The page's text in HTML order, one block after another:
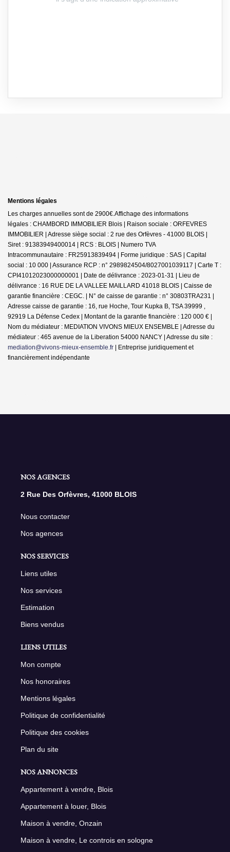
Mentions légales
Les charges annuelles sont de 2900€.Affichage des informations
légales : CHAMBORD IMMOBILIER Blois | Raison sociale : ORFEVRES
IMMOBILIER | Adresse siège social : 2 rue des Orfèvres - 41000 BLOIS |
Siret : 91383949400014 | RCS : BLOIS | Numero TVA
Intracommunautaire : FR25913839494 | Forme juridique : SAS | Capital
social : 10 000 | Assurance RCP : n° 2989824504/8027001039117 | Carte T :
CPI41012023000000001 | Date de délivrance : 2023-01-31 | Lieu de
délivrance : 16 RUE DE LA VALLEE MAILLARD 41018 BLOIS | Caisse de
garantie financière : CEGC. | N° de caisse de garantie : n° 30803TRA231 |
Adresse caisse de garantie : 16, rue Hoche, Tour Kupka B, TSA 39999 ,
92919 La Défense Cedex | Montant de la garantie financière : 120 000 € |
Nom du médiateur : MEDIATION VIVONS MIEUX ENSEMBLE | Adresse du
médiateur : 465 avenue de la Liberation 54000 NANCY | Adresse du site :
mediation@vivons-mieux-ensemble.fr | Entreprise juridiquement et
financièrement indépendante
NOS AGENCES
2 Rue Des Orfèvres, 41000 BLOIS
Nous contacter
Nos agences
NOS SERVICES
Liens utiles
Nos services
Estimation
Biens vendus
LIENS UTILES
Mon compte
Nos honoraires
Mentions légales
Politique de confidentialité
Politique des cookies
Plan du site
NOS ANNONCES
Appartement à vendre, Blois
Appartement à louer, Blois
Maison à vendre, Onzain
Maison à vendre, Le controis en sologne